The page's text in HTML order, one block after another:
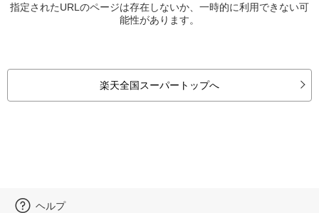
指定されたURLのページは存在しないか、一時的に利用できない可
能性があります。
楽天全国スーパートップへ
ヘルプ